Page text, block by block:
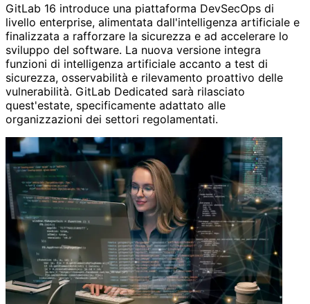
GitLab 16 introduce una piattaforma DevSecOps di
livello enterprise, alimentata dall'intelligenza artificiale e
finalizzata a rafforzare la sicurezza e ad accelerare lo
sviluppo del software. La nuova versione integra
funzioni di intelligenza artificiale accanto a test di
sicurezza, osservabilità e rilevamento proattivo delle
vulnerabilità. GitLab Dedicated sarà rilasciato
quest'estate, specificamente adattato alle
organizzazioni dei settori regolamentati.